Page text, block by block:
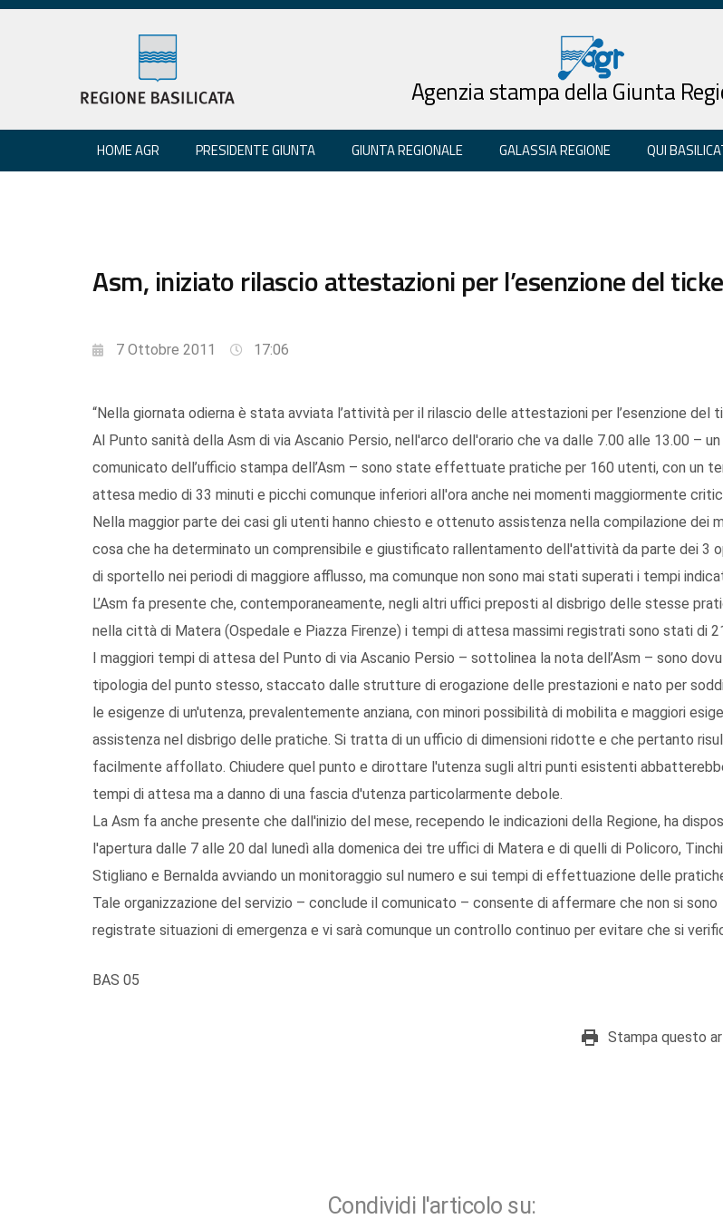
Agenzia stampa della Giunta
HOME AGR PRESIDENTE GIUNTA GIUNTA REGIONALE GALASSIA REGIONE QUI
Asm, iniziato rilascio attestazioni per l’esenzione del
7 Ottobre 2011 17:06
“Nella giornata odierna è stata avviata l’attività per il rilascio delle attestazioni per l’esenzione del
Al Punto sanità della Asm di via Ascanio Persio, nell'arco dell'orario che va dalle 7.00 alle 13.00 – un
comunicato dell’ufficio stampa dell’Asm – sono state effettuate pratiche per 160 utenti, con un
attesa medio di 33 minuti e picchi comunque inferiori all'ora anche nei momenti maggiormente
Nella maggior parte dei casi gli utenti hanno chiesto e ottenuto assistenza nella compilazione dei
cosa che ha determinato un comprensibile e giustificato rallentamento dell'attività da parte dei 3
di sportello nei periodi di maggiore afflusso, ma comunque non sono mai stati superati i tempi
L’Asm fa presente che, contemporaneamente, negli altri uffici preposti al disbrigo delle stesse
nella città di Matera (Ospedale e Piazza Firenze) i tempi di attesa massimi registrati sono stati di
I maggiori tempi di attesa del Punto di via Ascanio Persio – sottolinea la nota dell’Asm – sono
tipologia del punto stesso, staccato dalle strutture di erogazione delle prestazioni e nato per
le esigenze di un'utenza, prevalentemente anziana, con minori possibilità di mobilita e maggiori
assistenza nel disbrigo delle pratiche. Si tratta di un ufficio di dimensioni ridotte e che pertanto
facilmente affollato. Chiudere quel punto e dirottare l'utenza sugli altri punti esistenti
tempi di attesa ma a danno di una fascia d'utenza particolarmente debole.
La Asm fa anche presente che dall'inizio del mese, recependo le indicazioni della Regione, ha
l'apertura dalle 7 alle 20 dal lunedì alla domenica dei tre uffici di Matera e di quelli di Policoro,
Stigliano e Bernalda avviando un monitoraggio sul numero e sui tempi di effettuazione delle
Tale organizzazione del servizio – conclude il comunicato – consente di affermare che non si sono
registrate situazioni di emergenza e vi sarà comunque un controllo continuo per evitare che si
BAS 05
Stampa questo
Condividi l'articolo su: